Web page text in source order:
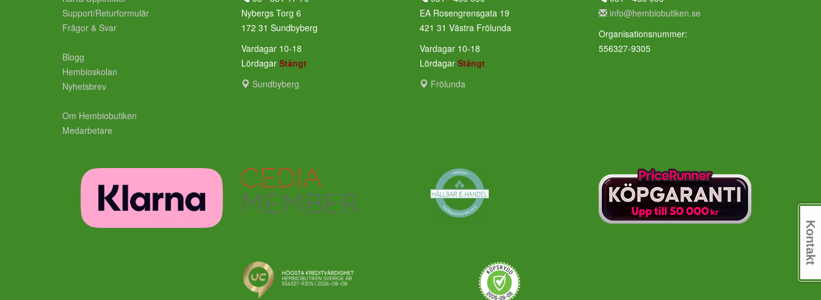
Support/Returformulär
Frågor & Svar
Blogg
Hembioskolan
Nyhetsbrev
Om Hembiobutiken
Medarbetare
Nybergs Torg 6
172 31 Sundbyberg
Vardagar 10-18
Lördagar Stängt
Sundbyberg
EA Rosengrensgata 19
421 31 Västra Frölunda
Vardagar 10-18
Lördagar Stängt
Frölunda
info@hembiobutiken.se
Organisationsnummer:
556327-9305
Kontakt